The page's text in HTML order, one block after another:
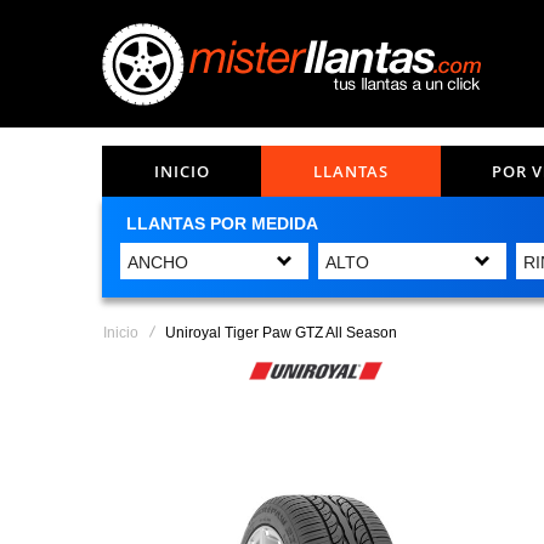
INICIO LLANTAS POR
LLANTAS POR MEDIDA
Inicio Uniroyal Tiger Paw GTZ All Season